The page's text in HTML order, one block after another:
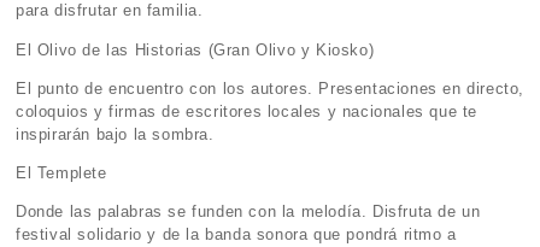
para disfrutar en familia.
El Olivo de las Historias (Gran Olivo y Kiosko)
El punto de encuentro con los autores. Presentaciones en directo,
coloquios y firmas de escritores locales y nacionales que te
inspirarán bajo la sombra.
El Templete
Donde las palabras se funden con la melodía. Disfruta de un
festival solidario y de la banda sonora que pondrá ritmo a